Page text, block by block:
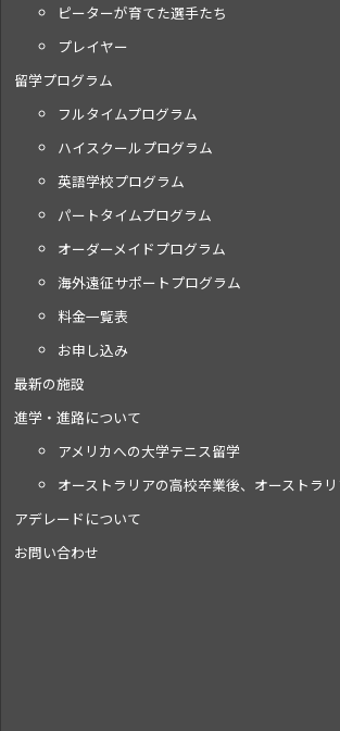
ピーターが育てた選手たち
プレイヤー
留学プログラム
フルタイムプログラム
ハイスクールプログラム
英語学校プログラム
パートタイムプログラム
オーダーメイドプログラム
海外遠征サポートプログラム
料金一覧表
お申し込み
最新の施設
進学・進路について
アメリカへの大学テニス留学
オーストラリアの高校卒業後、オーストラ
アデレードについて
お問い合わせ